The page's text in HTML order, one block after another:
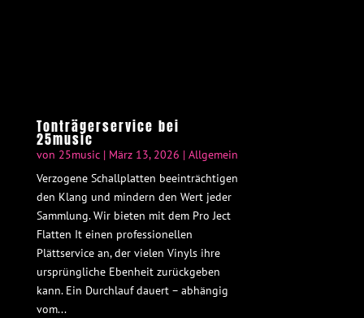
Tonträgerservice bei
25music
von 25music| März 13, 2026 | Allgemein
Verzogene Schallplatten beeinträchtigen
den Klang und mindern den Wert jeder
Sammlung. Wir bieten mit dem Pro Ject
Flatten It einen professionellen
Plättservice an, der vielen Vinyls ihre
ursprüngliche Ebenheit zurückgeben
kann. Ein Durchlauf dauert – abhängig
vom...